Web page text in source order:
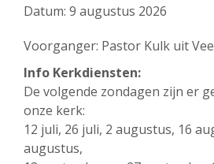
Datum: 9 augustus 2026
Voorganger: Pastor Kulk uit
Info Kerkdiensten:
De volgende zondagen zijn er
onze kerk:
12 juli, 26 juli, 2 augustus, 16
augustus,